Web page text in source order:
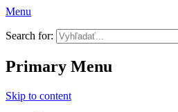
Menu
Prekroč svoj tieň
Search for:
Primary Menu
Skip to content